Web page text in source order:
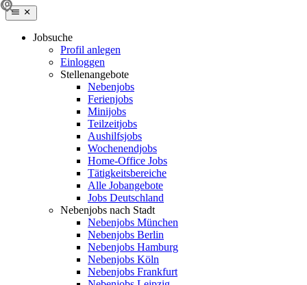
Jobsuche
Profil anlegen
Einloggen
Stellenangebote
Nebenjobs
Ferienjobs
Minijobs
Teilzeitjobs
Aushilfsjobs
Wochenendjobs
Home-Office Jobs
Tätigkeitsbereiche
Alle Jobangebote
Jobs Deutschland
Nebenjobs nach Stadt
Nebenjobs München
Nebenjobs Berlin
Nebenjobs Hamburg
Nebenjobs Köln
Nebenjobs Frankfurt